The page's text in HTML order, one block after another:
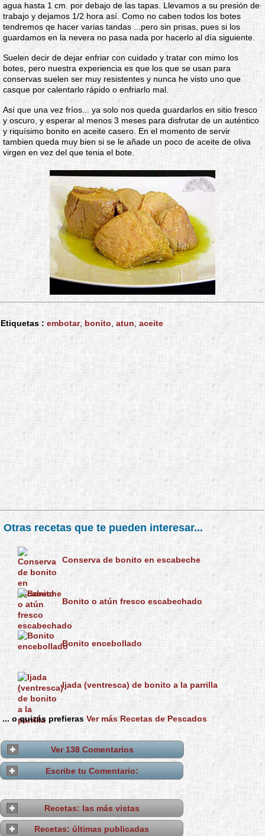
agua hasta 1 cm. por debajo de las tapas. Llevamos a su presión de
trabajo y dejamos 1/2 hora así. Como no caben todos los botes
tendremos qe hacer varias tandas ...pero sin prisas, pues si los
guardamos en la nevera no pasa nada por hacerlo al día siguiente.
Suelen decir de dejar enfriar con cuidado y tratar con mimo los
botes, pero nuestra experiencia es que los que se usan para
conservas suelen ser muy resistentes y nunca he visto uno que
casque por calentarlo rápido o enfriarlo mal.
Así que una vez fríos... ya solo nos queda guardarlos en sitio fresco
y oscuro, y esperar al menos 3 meses para disfrutar de un auténtico
y riquísimo bonito en aceite casero. En el momento de servir
tambien queda muy bien si se le añade un poco de aceite de oliva
virgen en vez del que tenia el bote.
Etiquetas : embotar, bonito, atun, aceite
Otras recetas que te pueden interesar...
Conserva de bonito en escabeche
Bonito o atún fresco escabechado
Bonito encebollado
Ijada (ventresca) de bonito a la parrilla
... o quizás prefieras Ver más Recetas de Pescados
Ver 138 Comentarios
Escribe tu Comentario:
Recetas: las más vistas
Recetas: últimas publicadas